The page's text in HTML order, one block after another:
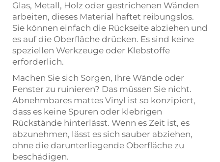
Glas, Metall, Holz oder gestrichenen Wänden
arbeiten, dieses Material haftet reibungslos.
Sie können einfach die Rückseite abziehen und
es auf die Oberfläche drücken. Es sind keine
speziellen Werkzeuge oder Klebstoffe
erforderlich.
Machen Sie sich Sorgen, Ihre Wände oder
Fenster zu ruinieren? Das müssen Sie nicht.
Abnehmbares mattes Vinyl ist so konzipiert,
dass es keine Spuren oder klebrigen
Rückstände hinterlässt. Wenn es Zeit ist, es
abzunehmen, lässt es sich sauber abziehen,
ohne die darunterliegende Oberfläche zu
beschädigen.